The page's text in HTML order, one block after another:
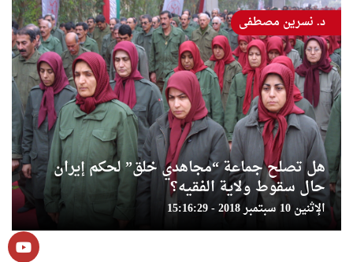
هل تصلح جماعة “مجاهدي خلق” لحكم إيران
حال سقوط ولاية الفقيه؟
الإثنين 10 سبتمبر 2018 - 15:16:29
د. نسرين مصطفى